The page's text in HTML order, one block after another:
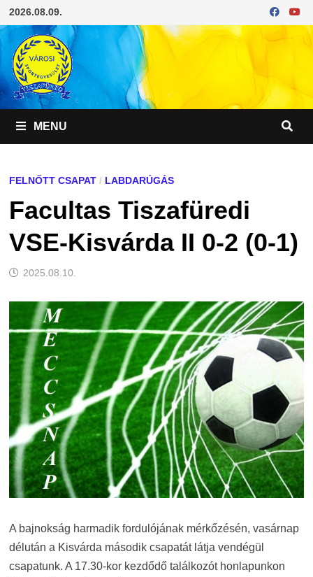
Skip
to
content
2026.08.09.
MENU
FELNŐTT CSAPAT/ LABDARÚGÁS
Facultas Tiszafüredi
VSE-Kisvárda II 0-2 (0-1)
2025.08.10.
A bajnokság harmadik fordulójának mérkőzésén, vasárnap
délután a Kisvárda második csapatát látja vendégül
csapatunk. A 17.30-kor kezdődő találkozót honlapunkon